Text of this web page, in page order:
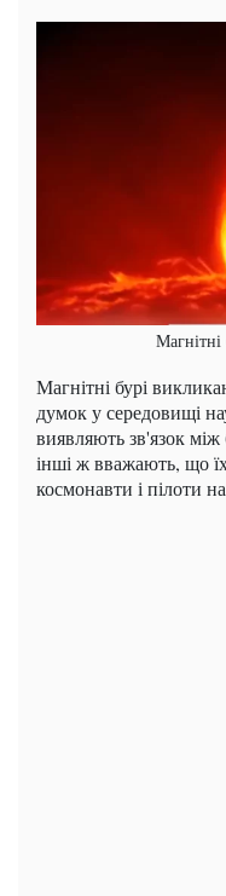
Магнітні
Магнітні бурі
думок у середовищі
виявляють зв'язок
інші ж вважають, що
космонавти і пілоти